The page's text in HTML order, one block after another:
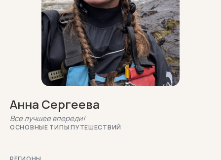
Анна Сергеева
Все лучшее впереди!
ОСНОВНЫЕ ТИПЫ ПУТЕШЕСТВИЙ